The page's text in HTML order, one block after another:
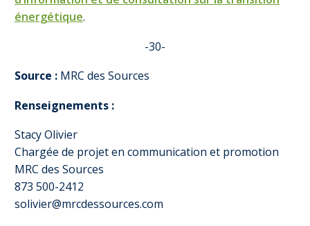
énergétique.
-30-
Source : MRC des Sources
Renseignements :
Stacy Olivier
Chargée de projet en communication et promotion
MRC des Sources
873 500-2412
solivier@mrcdessources.com